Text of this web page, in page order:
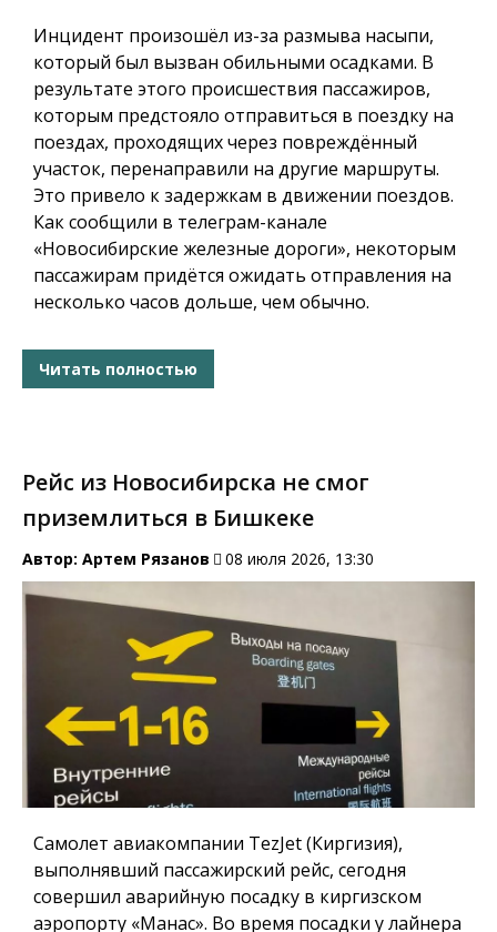
Инцидент произошёл из-за размыва насыпи,
который был вызван обильными осадками. В
результате этого происшествия пассажиров,
которым предстояло отправиться в поездку на
поездах, проходящих через повреждённый
участок, перенаправили на другие маршруты.
Это привело к задержкам в движении поездов.
Как сообщили в телеграм-канале
«Новосибирские железные дороги», некоторым
пассажирам придётся ожидать отправления на
несколько часов дольше, чем обычно.
Читать полностью
Рейс из Новосибирска не смог
приземлиться в Бишкеке
Автор: Артем Рязанов 08 июля 2026, 13:30
Самолет авиакомпании TezJet (Киргизия),
выполнявший пассажирский рейс, сегодня
совершил аварийную посадку в киргизском
аэропорту «Манас». Во время посадки у лайнера